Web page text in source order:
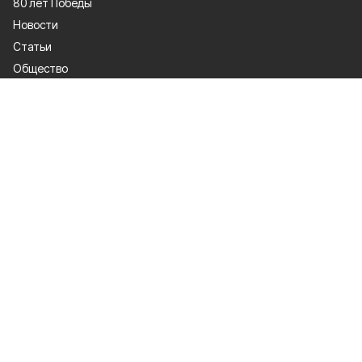
80 лет Победы
Новости
Статьи
Общество